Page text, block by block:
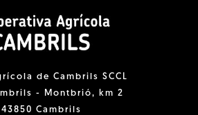
de Cambrils SCCL
- Montbrió, km 2
43850 Cambrils